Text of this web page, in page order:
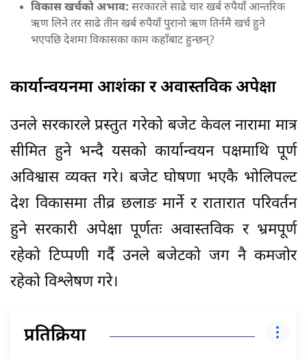
विकास खर्चको अभाव: सरकारले साढे चार खर्ब रुपैयाँ आन्तरिक
ऋण लिने तर साढे तीन खर्ब रुपैयाँ पुरानो ऋण तिर्नमै खर्च हुने
भएपछि देशमा विकासका काम कहाँबाट हुन्छन्?
कार्यान्वयनमा आशंका र अवास्तविक अपेक्षा
उनले सरकारले प्रस्तुत गरेको बजेट केवल नारामा मात्र
सीमित हुने भन्दै यसको कार्यान्वयन पक्षमाथि पूर्ण
अविश्वास व्यक्त गरे। बजेट घोषणा भएकै भोलिपल्ट
देश विकासमा तीव्र छलाङ मार्ने र रातारात परिवर्तन
हुने सरकारी अपेक्षा पूर्णतः अवास्तविक र भ्रमपूर्ण
रहेको टिप्पणी गर्दै उनले बजेटको जग नै कमजोर
रहेको विश्लेषण गरे।
प्रतिक्रिया